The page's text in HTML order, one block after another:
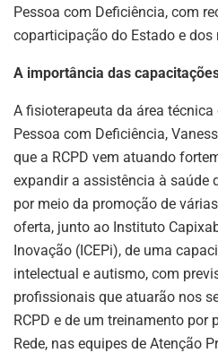
Pessoa com Deficiência, com
coparticipação do Estado e dos
A importância das
A fisioterapeuta da área técnica
Pessoa com Deficiência,
que a RCPD vem atuando
expandir a assistência à saúde
por meio da promoção de
oferta, junto ao Instituto
Inovação (ICEPi), de uma
intelectual e autismo, com
profissionais que atuarão nos
RCPD e de um treinamento por
Rede, nas equipes de Atenção